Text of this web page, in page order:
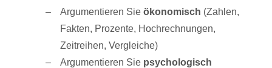
Argumentieren Sie ökonomisch (Zahlen,
Fakten, Prozente, Hochrechnungen,
Zeitreihen, Vergleiche)
Argumentieren Sie psychologisch